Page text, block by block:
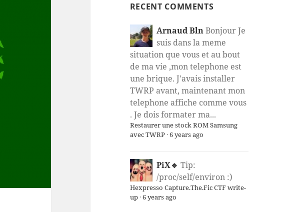
RECENT COMMENTS
Arnaud BlnBonjour Je
suis dans la meme
situation que vous et au bout
de ma vie ,mon telephone est
une brique. J'avais installer
TWRP avant, maintenant mon
telephone affiche comme vous
. Je dois formater ma...
Restaurer une stock ROM Samsung
avec TWRP·6 years ago
PiX🔹 Tip:
/proc/self/environ :)
Hexpresso Capture.The.Fic CTF write-
up·6 years ago